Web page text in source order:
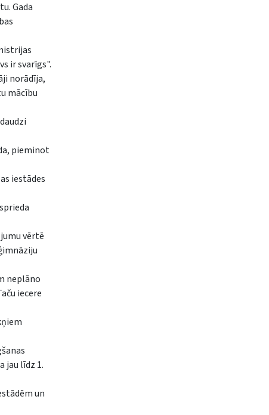
Gada
ir svarīgs".
norādīja,
mācību
pieminot
iestādes
vērtē
neplāno
iecere
jau līdz 1.
un